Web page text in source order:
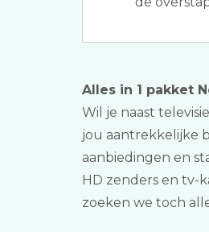
Alles in 1 pakket
Wil je naast
jou aantrekkelijke
aanbiedingen en
HD zenders en tv-
zoeken we toch